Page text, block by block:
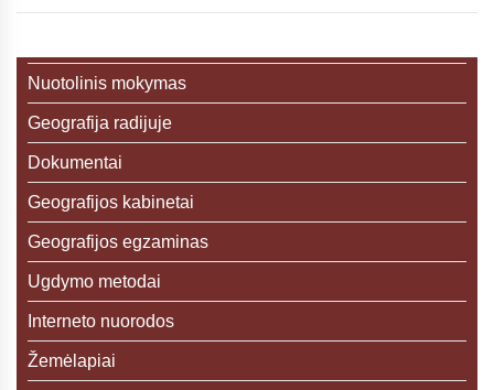
Nuotolinis mokymas
Geografija radijuje
Dokumentai
Geografijos kabinetai
Geografijos egzaminas
Ugdymo metodai
Interneto nuorodos
Žemėlapiai